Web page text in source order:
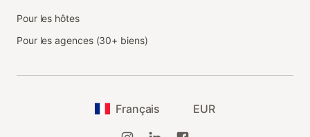
Pour les hôtes
Pour les agences (30+ biens)
Français EUR